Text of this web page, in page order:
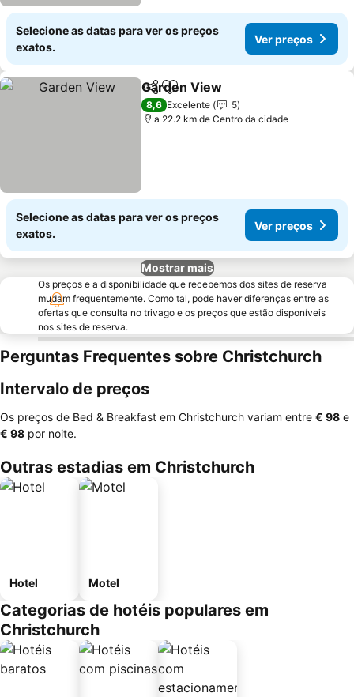
Selecione as datas para ver os preços
exatos.
Ver preços
PartilharAdicionar aos favoritos
Garden View
8,6 Excelente
5
a 22.2 km de Centro da cidade
Selecione as datas para ver os preços
exatos.
Ver preços
Mostrar mais
Os preços e a disponibilidade que recebemos dos sites de reserva
mudam frequentemente. Como tal, pode haver diferenças entre as
ofertas que consulta no trivago e os preços que estão disponíveis
nos sites de reserva.
Perguntas Frequentes sobre Christchurch
Intervalo de preços
Os preços de Bed & Breakfast em Christchurch variam entre ‎€ 98 e
‎€ 98 por noite.
Outras estadias em Christchurch
Hotel Motel
Categorias de hotéis populares em
Christchurch